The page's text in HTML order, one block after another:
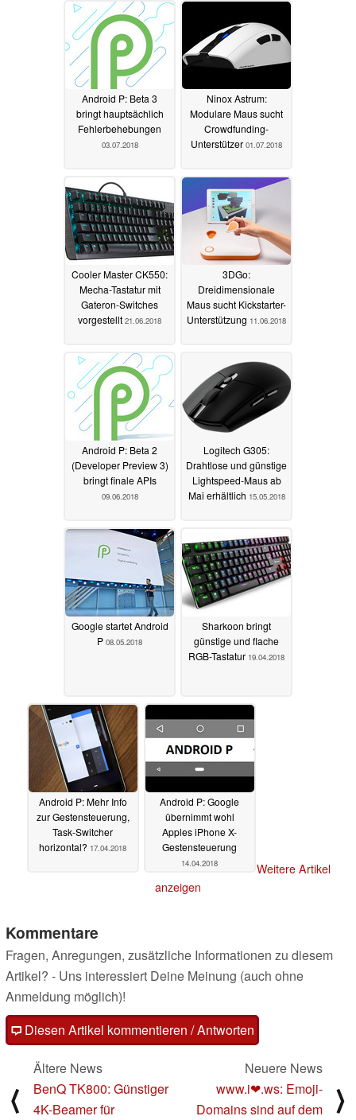
Android P: Beta 3
bringt hauptsächlich
Fehlerbehebungen
03.07.2018
Ninox Astrum:
Modulare Maus sucht
Crowdfunding-
Unterstützer 01.07.2018
Cooler Master CK550:
Mecha-Tastatur mit
Gateron-Switches
vorgestellt 21.06.2018
3DGo:
Dreidimensionale
Maus sucht Kickstarter-
Unterstützung 11.06.2018
Android P: Beta 2
(Developer Preview 3)
bringt finale APIs
09.06.2018
Logitech G305:
Drahtlose und günstige
Lightspeed-Maus ab
Mai erhältlich 15.05.2018
Google startet Android
P 08.05.2018
Sharkoon bringt
günstige und flache
RGB-Tastatur 19.04.2018
Android P: Mehr Info
zur Gestensteuerung,
Task-Switcher
horizontal? 17.04.2018
Android P: Google
übernimmt wohl
Apples iPhone X-
Gestensteuerung
14.04.2018
Weitere Artikel
anzeigen
Kommentare
Fragen, Anregungen, zusätzliche Informationen zu diesem
Artikel? - Uns interessiert Deine Meinung (auch ohne
Anmeldung möglich)!
Diesen Artikel kommentieren / Antworten
⟨
Ältere News
BenQ TK800: Günstiger
4K-Beamer für
Neuere News
www.i❤.ws: Emoji-
Domains sind auf dem
⟩